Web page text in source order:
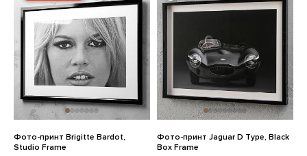
Фото-принт Brigitte Bardot,
Studio Frame
Фото-принт Jaguar D Type, Black
Box Frame